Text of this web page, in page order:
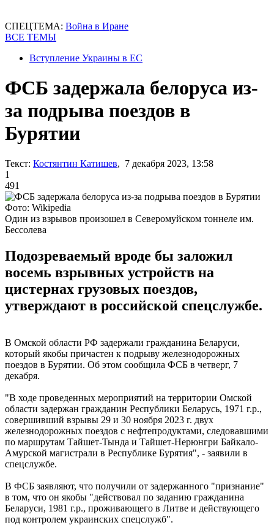
СПЕЦТЕМА: Война в Иране
ВСЕ ТЕМЫ
Вступление Украины в ЕС
ФСБ задержала белоруса из-
за подрыва поездов в
Бурятии
Текст: Костянтин Катишев, 7 декабря 2023, 13:58
1
491
Фото: Wikipedia
Один из взрывов произошел в Северомуйском тоннеле им.
Бессолева
Подозреваемый вроде бы заложил
восемь взрывных устройств на
цистернах грузовых поездов,
утверждают в российской спецслужбе.
В Омской области РФ задержали гражданина Беларуси,
который якобы причастен к подрыву железнодорожных
поездов в Бурятии. Об этом сообщила ФСБ в четверг, 7
декабря.
"В ходе проведенных мероприятий на территории Омской
области задержан гражданин Республики Беларусь, 1971 г.р.,
совершивший взрывы 29 и 30 ноября 2023 г. двух
железнодорожных поездов с нефтепродуктами, следовавшими
по маршрутам Тайшет-Тында и Тайшет-Нерюнгри Байкало-
Амурской магистрали в Республике Бурятия", - заявили в
спецслужбе.
В ФСБ заявляют, что получили от задержанного "признание"
в том, что он якобы "действовал по заданию гражданина
Беларуси, 1981 г.р., проживающего в Литве и действующего
под контролем украинских спецслужб".